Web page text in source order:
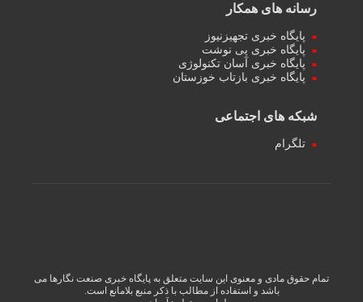
رسانه های همکار
پایگاه خبری تجهیزنیوز
پایگاه خبری پی نوشت
پایگاه خبری آسان تکنولوژی
پایگاه خبری بازتاب خوزستان
شبکه های اجتماعی
تلگرام
تمام حقوق مادی و معنوی این سایت متعلق به پایگاه خبری صنعت نگارها می
باشد و استفاده از مطالب با ذکر منبع بلامانع است.